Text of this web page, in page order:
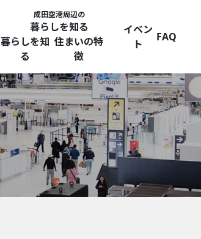
成田空港周辺の
暮らしを知る
暮らしを知
る
住まいの特
徴
イベン
ト
FAQ